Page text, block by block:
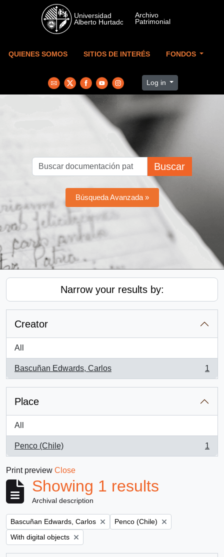
Skip to main content
QUIENES SOMOS SITIOS DE INTERÉS FONDOS
Log in
Buscar
Búsqueda Avanzada »
Narrow your results by:
Creator
All
Bascuñan Edwards, Carlos
, 1 results
1
Place
All
Penco (Chile)
, 1 results
1
Print preview Close
Showing 1 results
Archival description
Remove filter:
Bascuñan Edwards, Carlos Remove filter:
Penco (Chile)
Remove filter:
With digital objects